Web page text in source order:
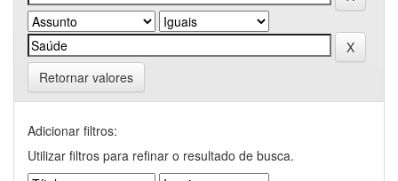
Retornar valores
Adicionar filtros:
Utilizar filtros para refinar o resultado de busca.